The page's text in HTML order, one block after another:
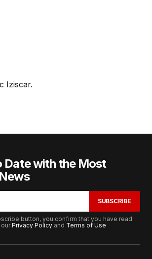
Iziscar.
Date with the Most
SUBSCRIBE
button, you confirm that you have read
ourPrivacy Policy and Terms of Use